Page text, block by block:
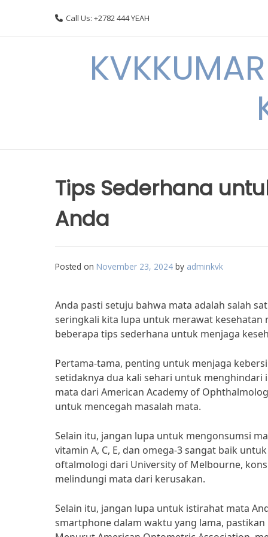
Call Us: +2782 444 YEAH
Tips Sederhana
Anda
Posted on November 23, 2024 by adminkvk
Anda pasti setuju bahwa mata adalah salah
seringkali kita lupa untuk merawat
beberapa tips sederhana untuk menjaga
Pertama-tama, penting untuk menjaga
setidaknya dua kali sehari untuk
mata dari American Academy of
untuk mencegah masalah mata.
Selain itu, jangan lupa untuk mengonsumsi
vitamin A, C, E, dan omega-3 sangat baik
oftalmologi dari University of Melbourne,
melindungi mata dari kerusakan.
Selain itu, jangan lupa untuk istirahat mata
smartphone dalam waktu yang lama,